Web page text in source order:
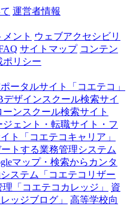
運営者情報
ント ウェブアクセシビリ
サイトマップ コンテン
ポリシー
ータルサイト「コエテコ」
ザインスクール検索サイ
ーンスクール検索サイト
ジェント・転職サイト・フ
ト「コエテコキャリア」
トする業務管理システム
マップ・検索からカンタ
ステム「コエテコリザー
「コエテコカレッジ」
資
ッジブログ」
高等学校向